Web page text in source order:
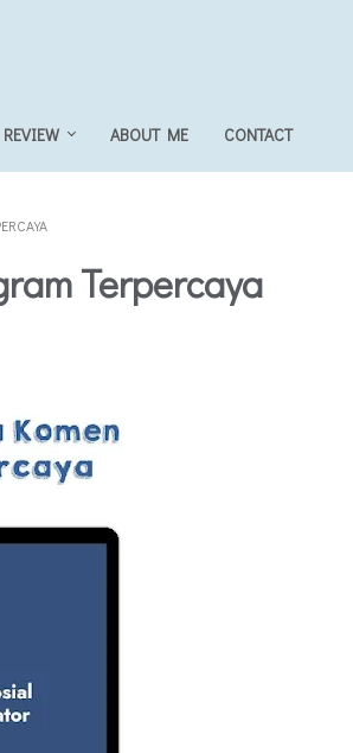
REVIEW ABOUT ME CONTACT
Terpercaya